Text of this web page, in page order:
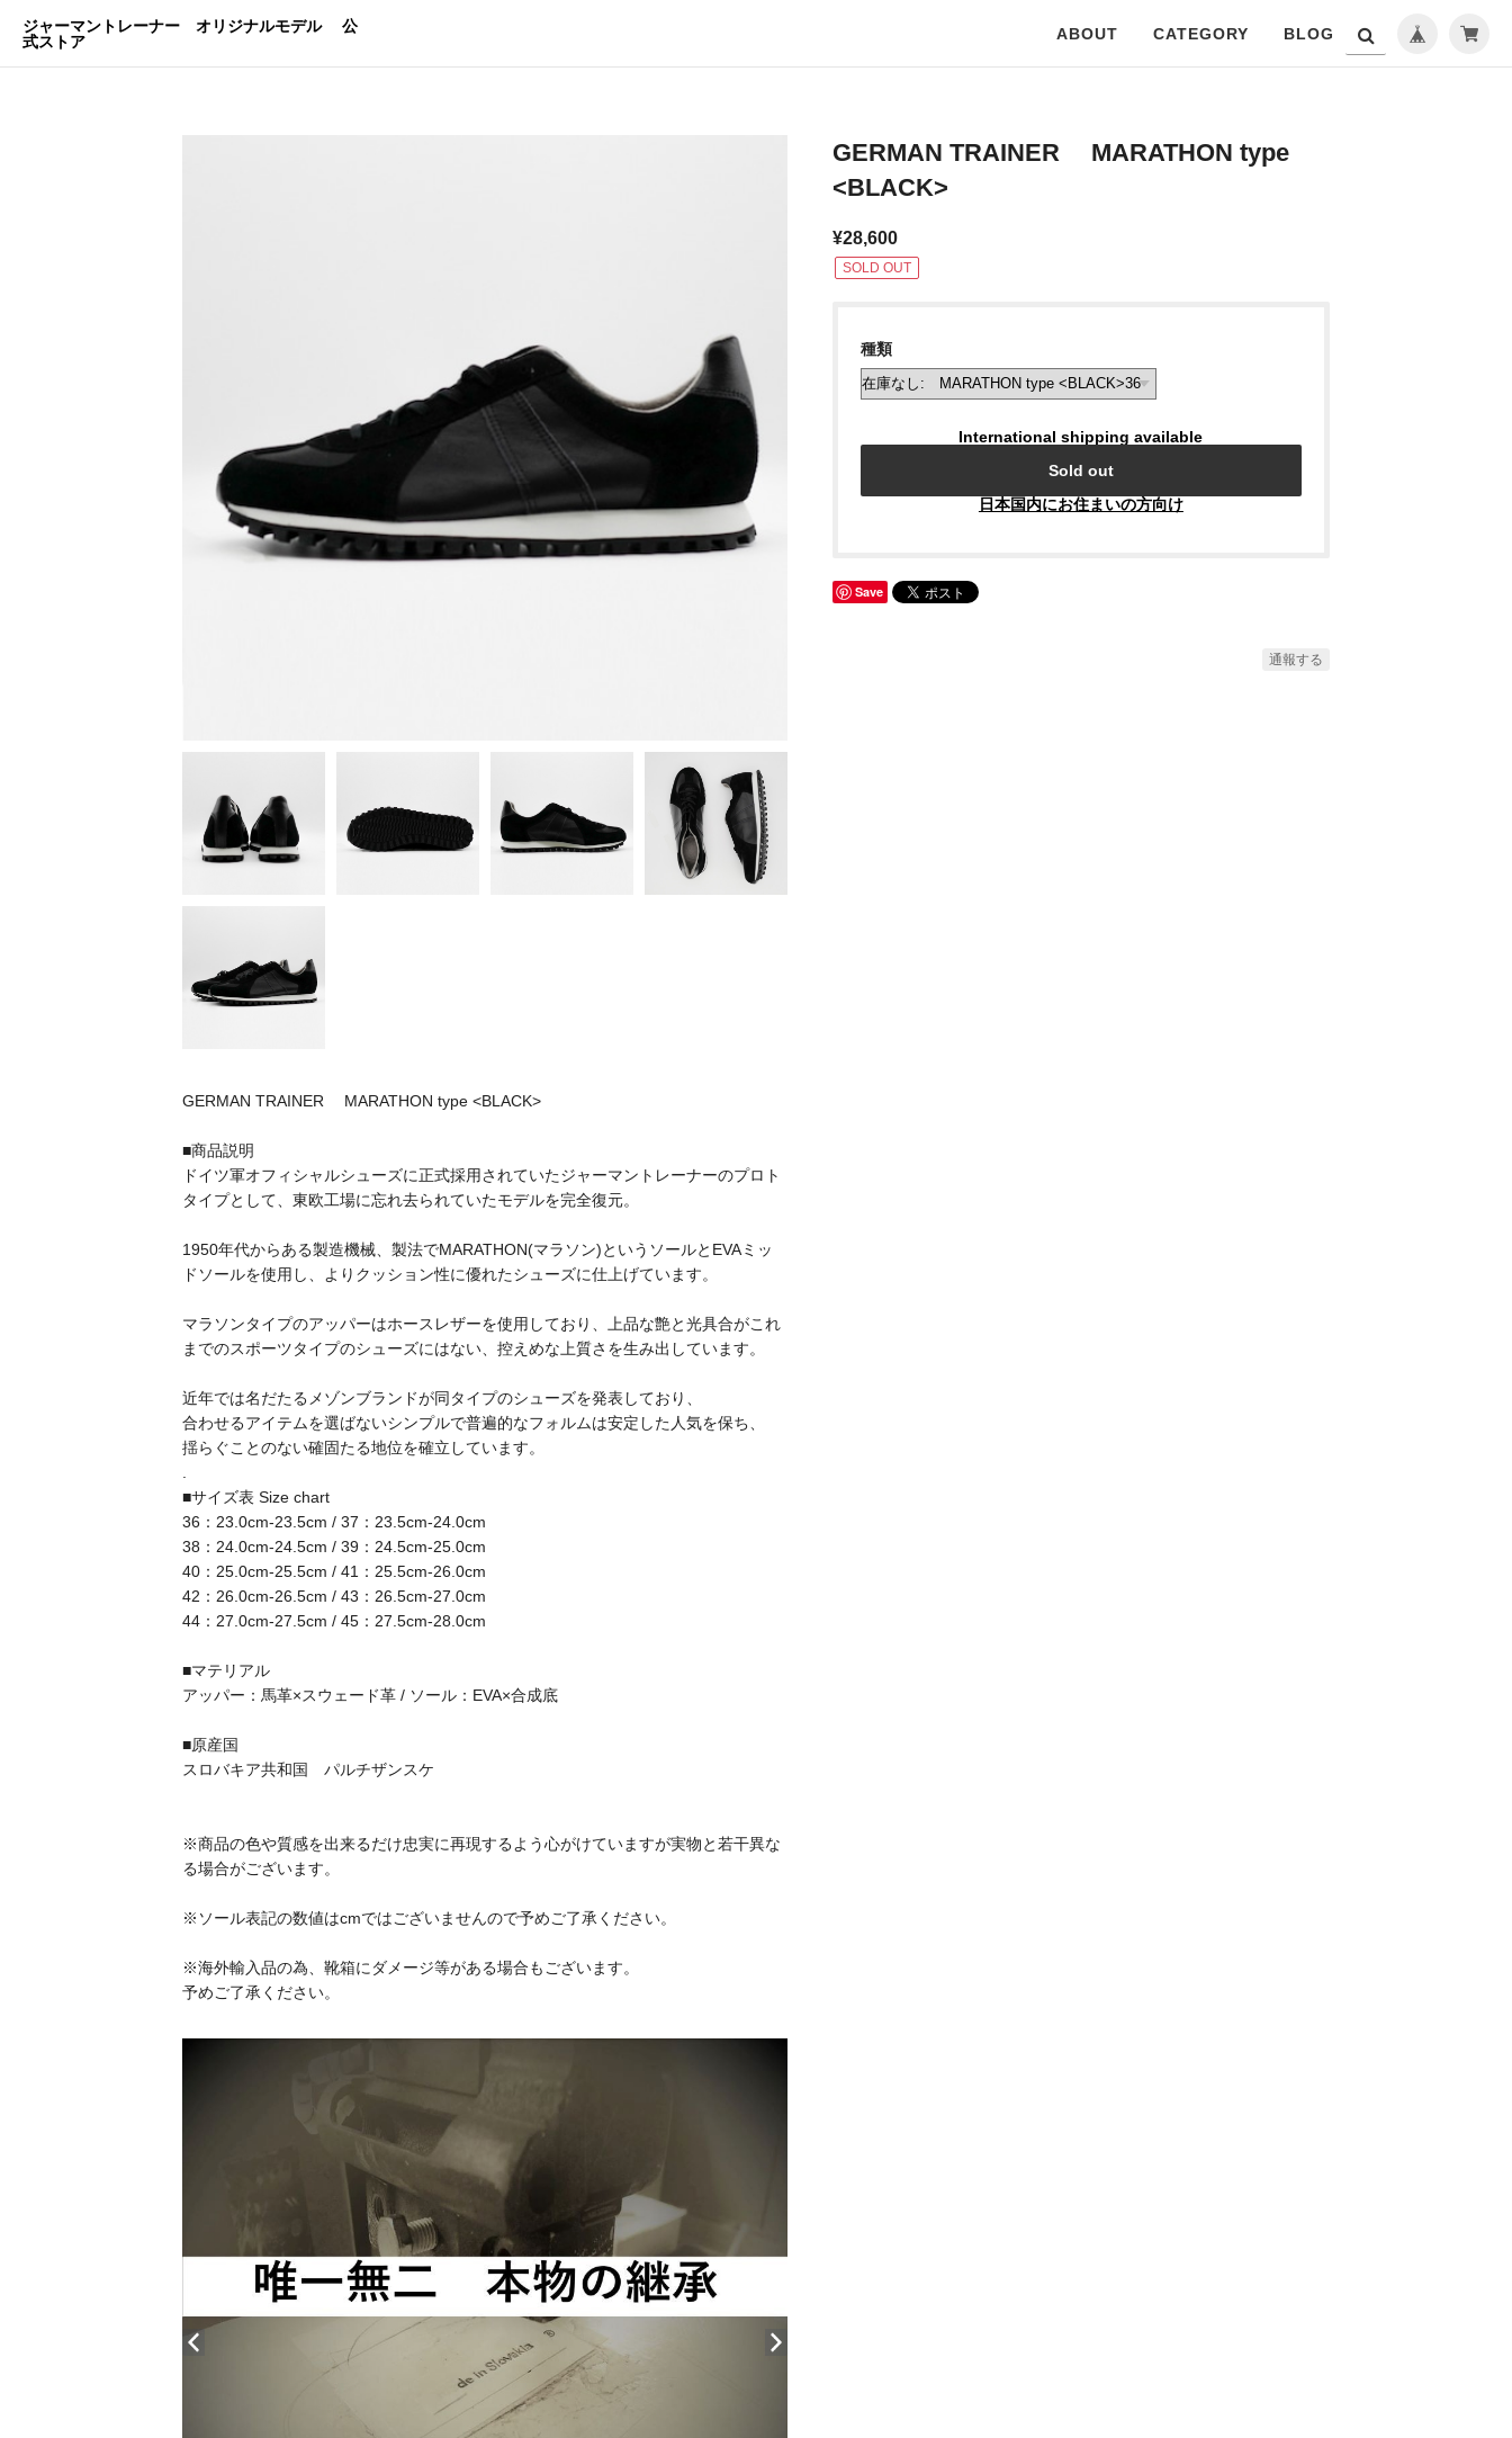
ジャーマントレーナー オリジナルモデル 公
式ストア
ABOUT CATEGORY BLOG
GERMAN TRAINER MARATHON type <BLACK>
■商品説明
ドイツ軍オフィシャルシューズに正式採用されていたジャーマントレーナーのプロト
タイプとして、東欧工場に忘れ去られていたモデルを完全復元。
1950年代からある製造機械、製法でMARATHON(マラソン)というソールとEVAミッ
ドソールを使用し、よりクッション性に優れたシューズに仕上げています。
マラソンタイプのアッパーはホースレザーを使用しており、上品な艶と光具合がこれ
までのスポーツタイプのシューズにはない、控えめな上質さを生み出しています。
近年では名だたるメゾンブランドが同タイプのシューズを発表しており、
合わせるアイテムを選ばないシンプルで普遍的なフォルムは安定した人気を保ち、
揺らぐことのない確固たる地位を確立しています。
■サイズ表 Size chart
36：23.0cm-23.5cm / 37：23.5cm-24.0cm
38：24.0cm-24.5cm / 39：24.5cm-25.0cm
40：25.0cm-25.5cm / 41：25.5cm-26.0cm
42：26.0cm-26.5cm / 43：26.5cm-27.0cm
44：27.0cm-27.5cm / 45：27.5cm-28.0cm
■マテリアル
アッパー：馬革×スウェード革 / ソール：EVA×合成底
■原産国
スロバキア共和国 パルチザンスケ
※商品の色や質感を出来るだけ忠実に再現するよう心がけていますが実物と若干異な
る場合がございます。
※ソール表記の数値はcmではございませんので予めご了承ください。
※海外輸入品の為、靴箱にダメージ等がある場合もございます。
予めご了承ください。
GERMAN TRAINER MARATHON type
<BLACK>
¥28,600
SOLD OUT
種類
International shipping available
Sold out
日本国内にお住まいの方向け
Save
通報する